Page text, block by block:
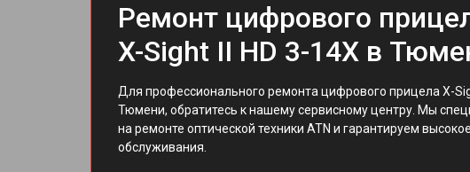
Ремонт цифрового
X-Sight II HD 3-14X в
Для профессионального ремонта цифрового прицела X-
Тюмени, обратитесь к нашему сервисному центру. Мы
на ремонте оптической техники ATN и гарантируем
обслуживания.